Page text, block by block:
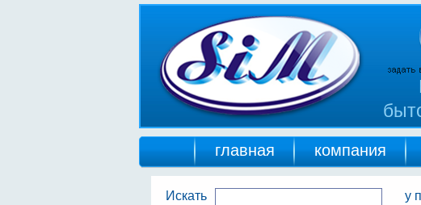
главная компания
Искать у